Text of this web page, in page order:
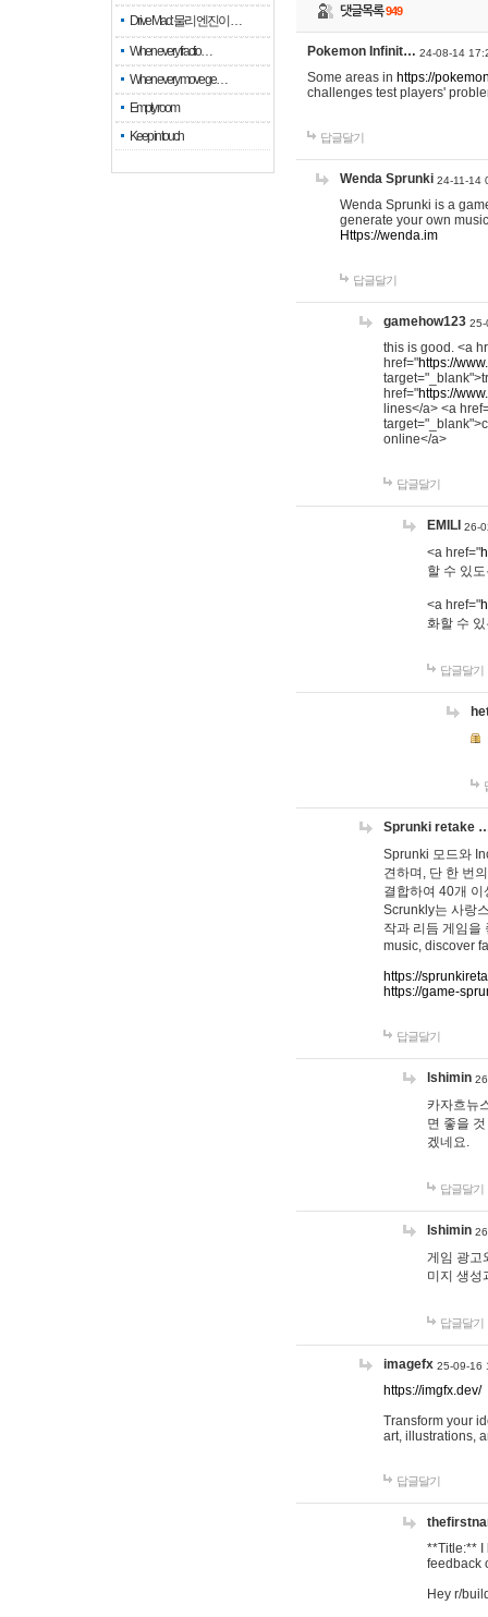
Drive Mad: 물리 엔진이 …
When every fractio…
When every move ge…
Empty room
Keep in touch
댓글목록949
Pokemon Infinit… 24-08-14
Some areas in https://
challenges test players'
답글달기
Wenda Sprunki 24-11-14
Wenda Sprunki is a
generate your own
Https://wenda.im
답글달기
gamehow123 25-
this is good. <a
href="https://
href="https://
lines</a> <a
online</a>
답글달기
EMILI 26-
<a href="
할 수 있
<a href="
화할 수
답글달기
Sprunki retake
Sprunki 모드와
견하며, 단 한 번
결합하여 40개
Scrunkly는 사랑
작과 리듬 게임을
music, discover
https://
https://game-
답글달기
lshimin
카자흐뉴
면 좋을
겠네요.
답글달기
lshimin
게임 광고
미지 생성
답글달기
imagefx 25-09-16
https://imgfx.dev/
Transform your
art, illustrations,
답글달기
**Title:** I
feedback
Hey r/